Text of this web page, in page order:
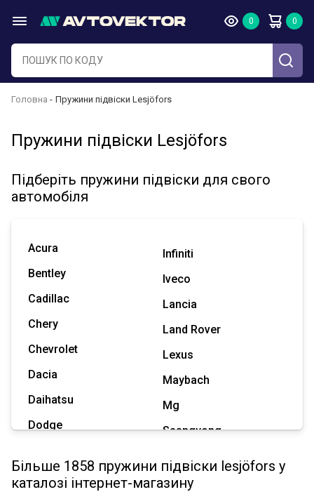
Головна Пружини підвіски Lesjöfors
Пружини підвіски Lesjöfors
Підберіть пружини підвіски для свого
автомобіля
Acura
Bentley
Cadillac
Chery
Chevrolet
Dacia
Daihatsu
Dodge
Great Wall
Infiniti
Iveco
Lancia
Land Rover
Lexus
Maybach
Mg
Ssangyong
Tesla
Більше 1858 пружини підвіски lesjöfors у
каталозі інтернет-магазину